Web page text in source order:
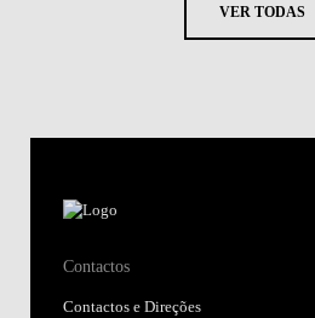
VER TODAS
Contactos
Contactos e Direções